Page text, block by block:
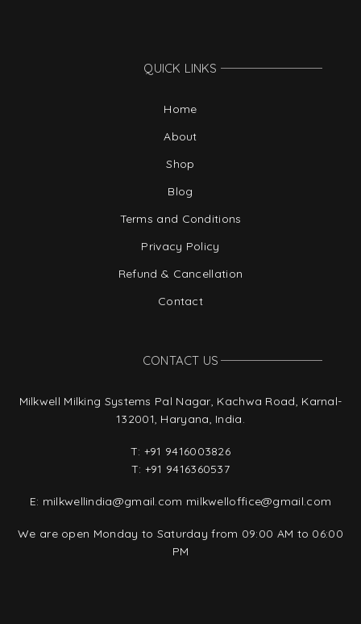
QUICK LINKS
Home
About
Shop
Blog
Terms and Conditions
Privacy Policy
Refund & Cancellation
Contact
CONTACT US
Milkwell Milking Systems Pal Nagar, Kachwa Road, Karnal-
132001, Haryana, India.
T: +91 9416003826
T: +91 9416360537
E: milkwellindia@gmail.com milkwelloffice@gmail.com
We are open Monday to Saturday from 09:00 AM to 06:00
PM